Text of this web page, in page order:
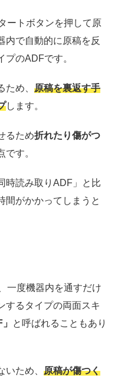
ートボタンを押して原
内で自動的に原稿を反
のADFです。
め、 原稿を裏返す手
します。
るため折れたり傷がつ
です。
時読み取りADF」と比
間がかかってしまうと
一度機器内を通すだけ
するタイプの両面スキ
と呼ばれることもあり
ため、 原稿が傷つく